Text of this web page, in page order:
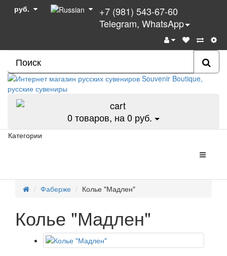
руб.
+7 (981) 543-67-60
Telegram, WhatsApp
0товаров, на 0 руб.
Категории
Фаберже Колье "Мадлен"
Колье "Мадлен"